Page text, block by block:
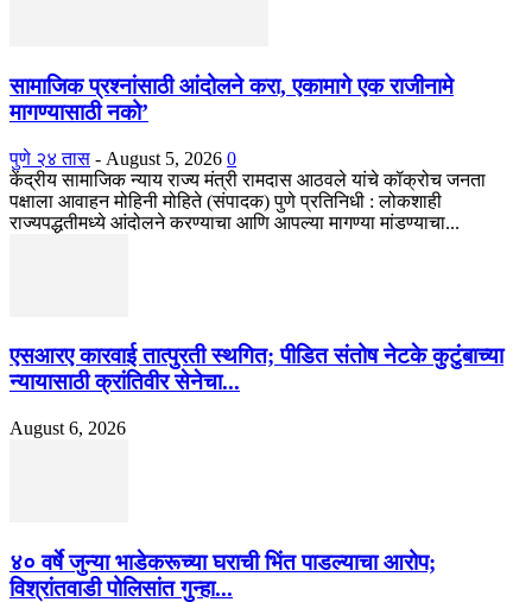
सामाजिक प्रश्नांसाठी आंदोलने करा, एकामागे एक राजीनामे
मागण्यासाठी नको’
पुणे २४ तास - August 5, 2026 0
केंद्रीय सामाजिक न्याय राज्य मंत्री रामदास आठवले यांचे कॉक्रोच जनता
पक्षाला आवाहन मोहिनी मोहिते (संपादक) पुणे प्रतिनिधी : लोकशाही
राज्यपद्धतीमध्ये आंदोलने करण्याचा आणि आपल्या मागण्या मांडण्याचा...
एसआरए कारवाई तात्पुरती स्थगित; पीडित संतोष नेटके कुटुंबाच्या
न्यायासाठी क्रांतिवीर सेनेचा...
August 6, 2026
४० वर्षे जुन्या भाडेकरूच्या घराची भिंत पाडल्याचा आरोप;
विश्रांतवाडी पोलिसांत गुन्हा...